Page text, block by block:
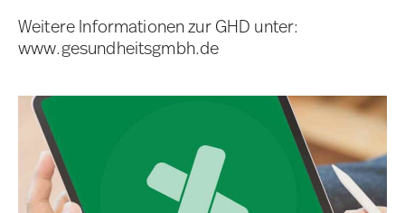
Weitere Informationen zur GHD unter:
www.gesundheitsgmbh.de